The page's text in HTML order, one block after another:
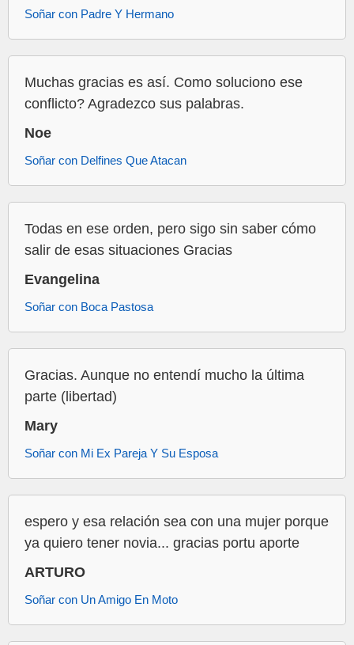
Soñar con Padre Y Hermano
Muchas gracias es así. Como soluciono ese
conflicto? Agradezco sus palabras.
Noe
Soñar con Delfines Que Atacan
Todas en ese orden, pero sigo sin saber cómo
salir de esas situaciones Gracias
Evangelina
Soñar con Boca Pastosa
Gracias. Aunque no entendí mucho la última
parte (libertad)
Mary
Soñar con Mi Ex Pareja Y Su Esposa
espero y esa relación sea con una mujer porque
ya quiero tener novia... gracias portu aporte
ARTURO
Soñar con Un Amigo En Moto